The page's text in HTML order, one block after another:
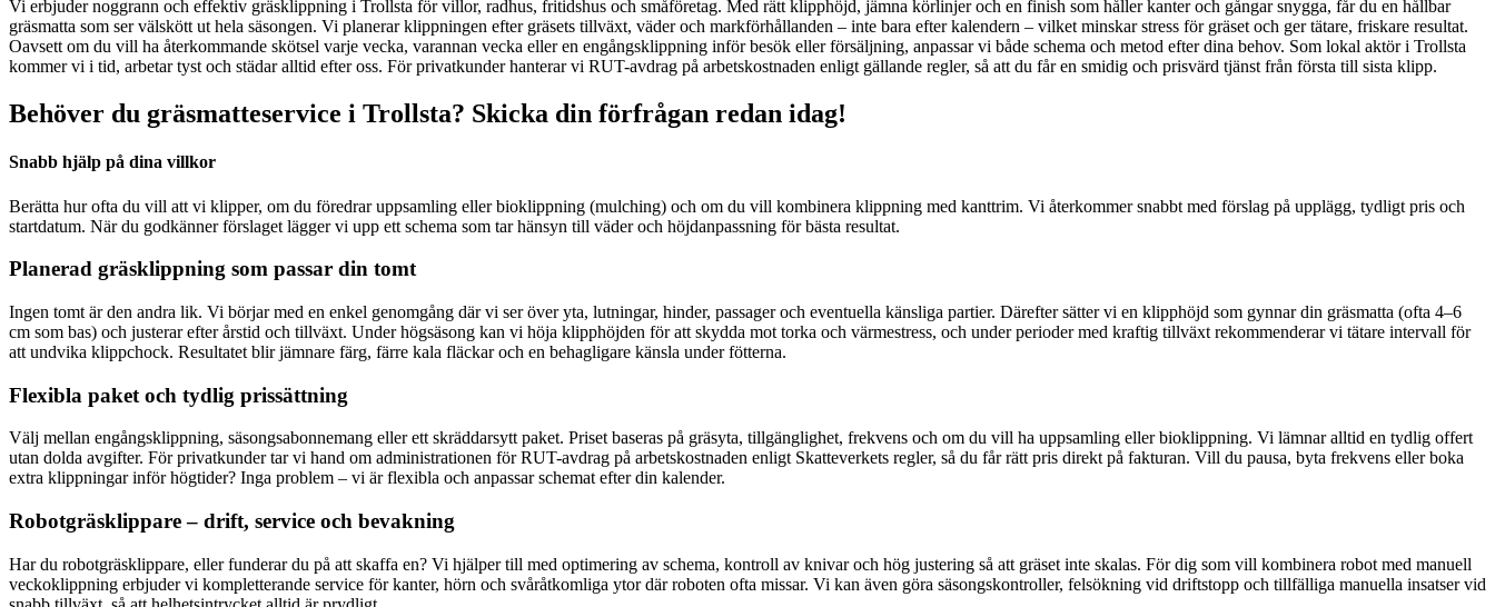
Vi erbjuder noggrann och effektiv gräsklippning i Trollsta för villor, radhus, fritidshus och småföretag. Med rätt klipphöjd, jämna körlinjer och en finish som håller kanter och gångar snygga, får du en hållbar
gräsmatta som ser välskött ut hela säsongen. Vi planerar klippningen efter gräsets tillväxt, väder och markförhållanden – inte bara efter kalendern – vilket minskar stress för gräset och ger tätare, friskare resultat.
Oavsett om du vill ha återkommande skötsel varje vecka, varannan vecka eller en engångsklippning inför besök eller försäljning, anpassar vi både schema och metod efter dina behov. Som lokal aktör i Trollsta
kommer vi i tid, arbetar tyst och städar alltid efter oss. För privatkunder hanterar vi RUT-avdrag på arbetskostnaden enligt gällande regler, så att du får en smidig och prisvärd tjänst från första till sista klipp.
Behöver du gräsmatteservice i Trollsta? Skicka din förfrågan redan idag!
Snabb hjälp på dina villkor
Berätta hur ofta du vill att vi klipper, om du föredrar uppsamling eller bioklippning (mulching) och om du vill kombinera klippning med kanttrim. Vi återkommer snabbt med förslag på upplägg, tydligt pris och
startdatum. När du godkänner förslaget lägger vi upp ett schema som tar hänsyn till väder och höjdanpassning för bästa resultat.
Planerad gräsklippning som passar din tomt
Ingen tomt är den andra lik. Vi börjar med en enkel genomgång där vi ser över yta, lutningar, hinder, passager och eventuella känsliga partier. Därefter sätter vi en klipphöjd som gynnar din gräsmatta (ofta 4–6
cm som bas) och justerar efter årstid och tillväxt. Under högsäsong kan vi höja klipphöjden för att skydda mot torka och värmestress, och under perioder med kraftig tillväxt rekommenderar vi tätare intervall för
att undvika klippchock. Resultatet blir jämnare färg, färre kala fläckar och en behagligare känsla under fötterna.
Flexibla paket och tydlig prissättning
Välj mellan engångsklippning, säsongsabonnemang eller ett skräddarsytt paket. Priset baseras på gräsyta, tillgänglighet, frekvens och om du vill ha uppsamling eller bioklippning. Vi lämnar alltid en tydlig offert
utan dolda avgifter. För privatkunder tar vi hand om administrationen för RUT-avdrag på arbetskostnaden enligt Skatteverkets regler, så du får rätt pris direkt på fakturan. Vill du pausa, byta frekvens eller boka
extra klippningar inför högtider? Inga problem – vi är flexibla och anpassar schemat efter din kalender.
Robotgräsklippare – drift, service och bevakning
Har du robotgräsklippare, eller funderar du på att skaffa en? Vi hjälper till med optimering av schema, kontroll av knivar och hög justering så att gräset inte skalas. För dig som vill kombinera robot med manuell
veckoklippning erbjuder vi kompletterande service för kanter, hörn och svåråtkomliga ytor där roboten ofta missar. Vi kan även göra säsongskontroller, felsökning vid driftstopp och tillfälliga manuella insatser vid